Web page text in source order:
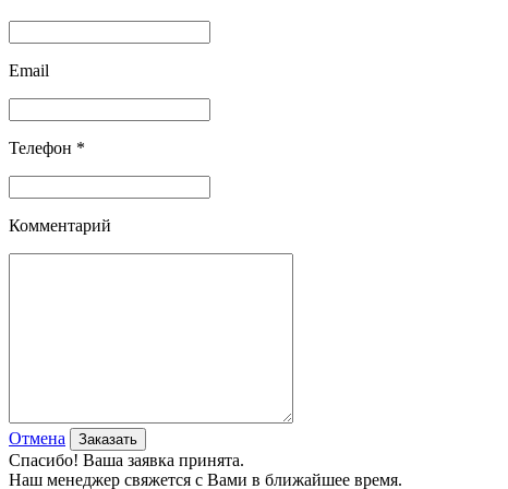
Email
Телефон *
Комментарий
Отмена
Спасибо! Ваша заявка принята.
Наш менеджер свяжется с Вами в ближайшее время.